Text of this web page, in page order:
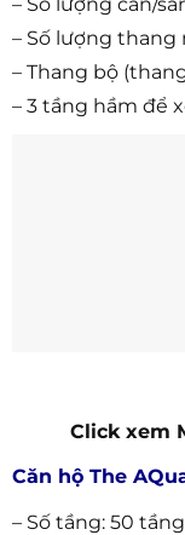
– Số lượng thang
– Thang bộ
– 3 tầng hầm để
Click xem
Căn hộ The
– Số tầng: 50 tầng